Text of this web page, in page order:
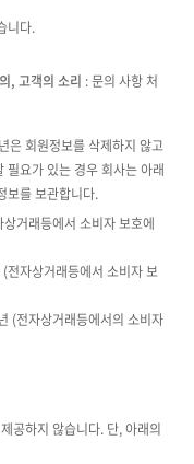
니다.
, 고객의 소리 : 문의 사항 처
은 회원정보를 삭제하지 않고
필요가 있는 경우 회사는 아래
보를 보관합니다.
거래등에서 소비자 보호에
(전자상거래등에서 소비자 보
(전자상거래등에서의 소비자
공하지 않습니다. 단, 아래의